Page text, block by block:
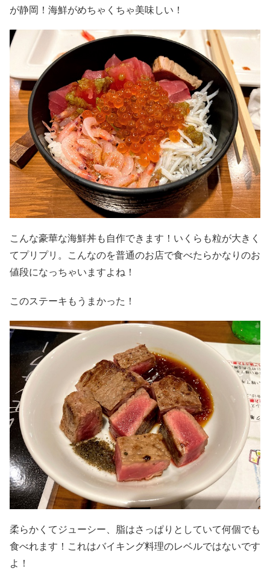
が静岡！海鮮がめちゃくちゃ美味しい！
こんな豪華な海鮮丼も自作できます！いくらも粒が大きく
てプリプリ。こんなのを普通のお店で食べたらかなりのお
値段になっちゃいますよね！
このステーキもうまかった！
柔らかくてジューシー、脂はさっぱりとしていて何個でも
食べれます！これはバイキング料理のレベルではないです
よ！